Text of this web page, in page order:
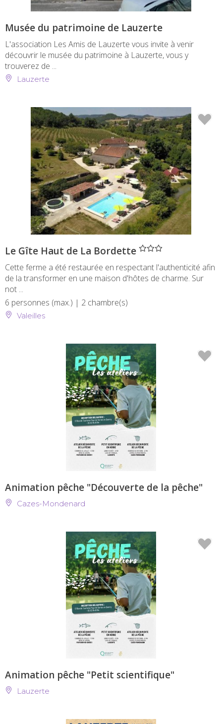
Musée du patrimoine de Lauzerte
L'association Les Amis de Lauzerte vous invite à venir
découvrir le musée du patrimoine à Lauzerte, vous y
trouverez de ...
Lauzerte
Le Gîte Haut de La Bordette
Cette ferme a été restaurée en respectant l'authenticité afin
de la transformer en une maison d'hôtes de charme. Sur
not ...
6 personnes (max.) | 2 chambre(s)
Valeilles
Animation pêche "Découverte de la pêche"
Cazes-Mondenard
Animation pêche "Petit scientifique"
Lauzerte